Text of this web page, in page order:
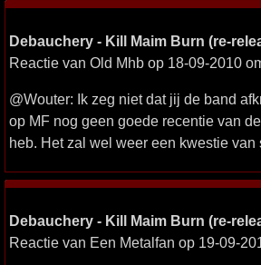
Debauchery - Kill Maim Burn (re-
Reactie van Old Mhb op 18-09-2010
@Wouter: Ik zeg niet dat jij de band
op MF nog geen goede recentie van
heb. Het zal wel weer een kwestie van
Debauchery - Kill Maim Burn (re-
Reactie van Een Metalfan op 19-09-